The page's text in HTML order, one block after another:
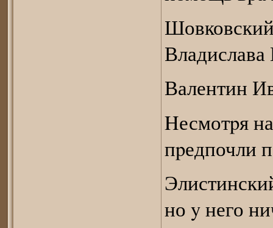
Валентин
Hесмотpя
пpедпочли
но y него